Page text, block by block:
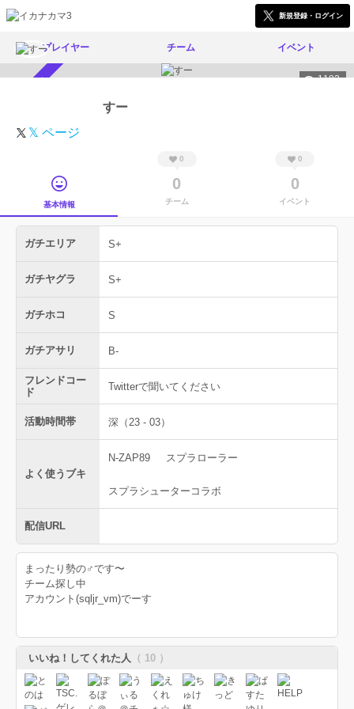
新規登録・ログイン
プレイヤー チーム イベント
1182
すー
𝕏 ページ
基本情報
0
0
チーム
0
0
イベント
ガチエリア S+
ガチヤグラ S+
ガチホコ S
ガチアサリ B-
フレンドコー
ド
Twitterで聞いてください
活動時間帯 深（23 - 03）
よく使うブキ
N-ZAP89 スプラローラー
スプラシューターコラボ
配信URL
まったり勢の♂です〜
チーム探し中
アカウント(sqljr_vm)でーす
いいね！してくれた人 （ 10 ）